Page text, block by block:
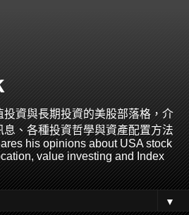
資與長期投資的美股部落格，介
、各種投資哲學與資產配置方法
his opinions about USA stock
value investing and Index
▼